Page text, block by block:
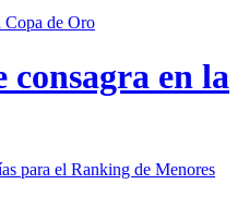
en la